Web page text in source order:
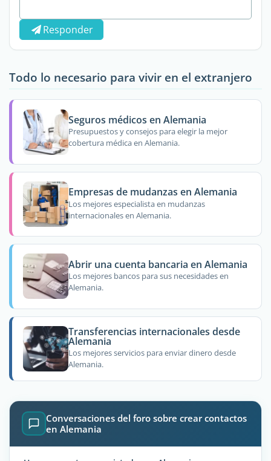
Responder
Todo lo necesario para vivir en el extranjero
Seguros médicos en Alemania
Presupuestos y consejos para elegir la mejor
cobertura médica en Alemania.
Empresas de mudanzas en Alemania
Los mejores especialista en mudanzas
internacionales en Alemania.
Abrir una cuenta bancaria en Alemania
Los mejores bancos para sus necesidades en
Alemania.
Transferencias internacionales desde
Alemania
Los mejores servicios para enviar dinero desde
Alemania.
Conversaciones del foro sobre crear contactos
en Alemania